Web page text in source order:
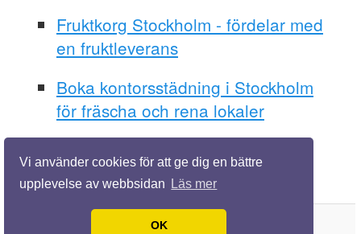
Vi använder cookies för att ge dig en bättre
upplevelse av webbsidan
Läs mer
OK
Fruktkorg Stockholm - fördelar med
en fruktleverans
Boka kontorsstädning i Stockholm
för fräscha och rena lokaler